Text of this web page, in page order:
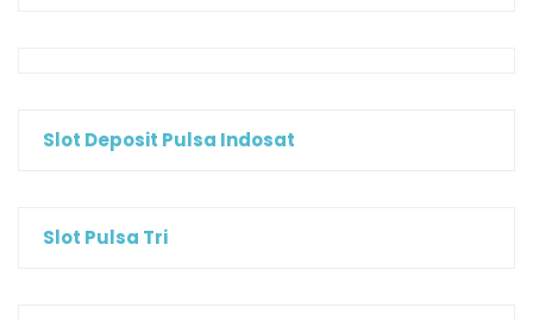
Slot Deposit Pulsa Indosat
Slot Pulsa Tri